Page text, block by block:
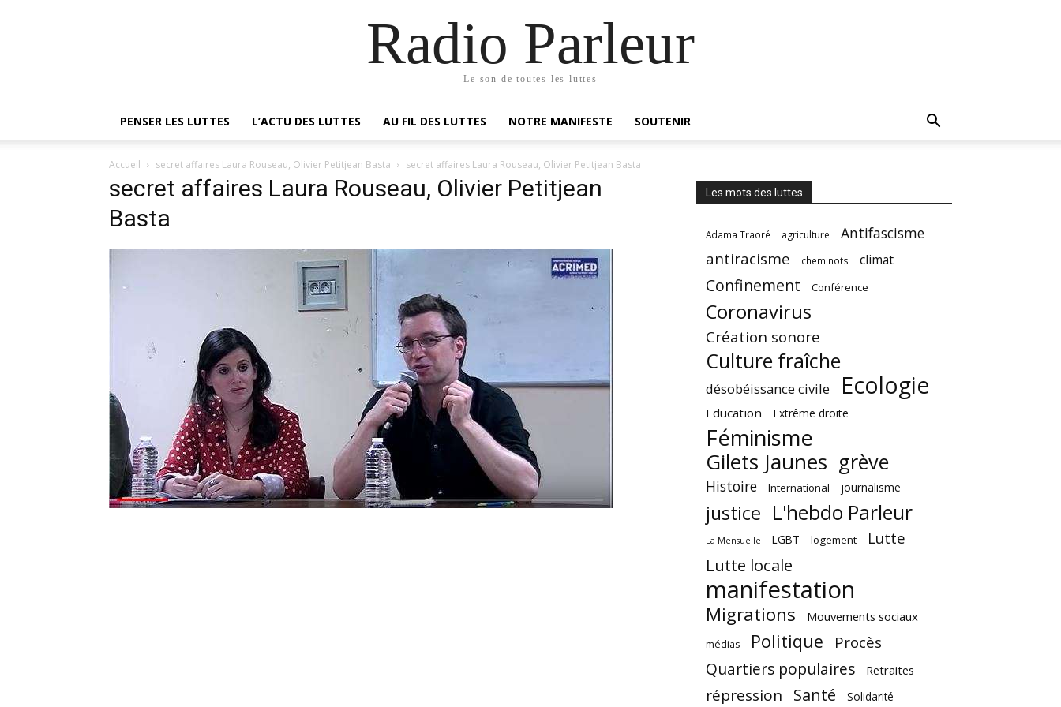
Radio Parleur
Le son de toutes les luttes
PENSER LES LUTTES L’ACTU DES LUTTES AU FIL DES LUTTES NOTRE MANIFESTE SOUTENIR
Accueil secret affaires Laura Rouseau, Olivier Petitjean Basta secret affaires Laura Rouseau, Olivier Petitjean Basta
secret affaires Laura Rouseau, Olivier Petitjean
Basta
Les mots des luttes
Adama Traoré agriculture Antifascisme
antiracisme cheminots climat
Confinement Conférence
Coronavirus
Création sonore
Culture fraîche
désobéissance civile Ecologie
Education Extrême droite
Féminisme
Gilets Jaunes grève
Histoire International journalisme
justice L'hebdo Parleur
La Mensuelle LGBT logement Lutte
Lutte locale
manifestation
Migrations Mouvements sociaux
médias Politique Procès
Quartiers populaires Retraites
répression Santé Solidarité